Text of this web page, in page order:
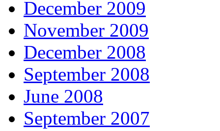
December 2009
November 2009
December 2008
September 2008
June 2008
September 2007